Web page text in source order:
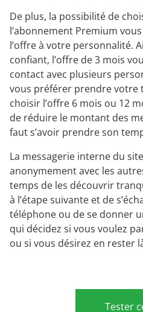
De plus, la possibilité de
l’abonnement Premium
l’offre à votre personnalité.
confiant, l’offre de 3 mois
contact avec plusieurs
vous préférer prendre votre
choisir l’offre 6 mois ou 12
de réduire le montant des
faut s’avoir prendre son
La messagerie interne du
anonymement avec les
temps de les découvrir
à l’étape suivante et de
téléphone ou de se donner
qui décidez si vous voulez
ou si vous désirez en rester
Tester